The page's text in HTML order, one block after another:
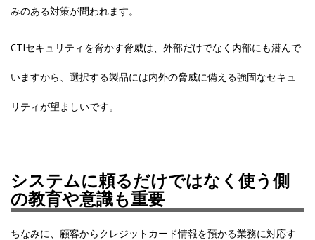
みのある対策が問われます。
CTIセキュリティを脅かす脅威は、外部だけでなく内部にも潜んで
いますから、選択する製品には内外の脅威に備える強固なセキュ
リティが望ましいです。
システムに頼るだけではなく使う側
の教育や意識も重要
ちなみに、顧客からクレジットカード情報を預かる業務に対応す